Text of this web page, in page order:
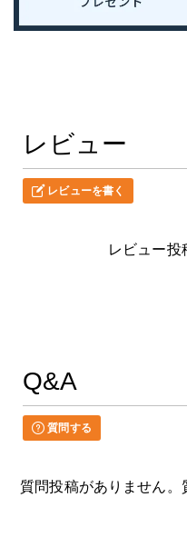
レビュー
レビューを書く
レビュー投
Q&A
質問する
質問投稿がありません